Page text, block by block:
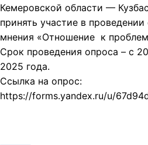
Кемеровской области —
принять участие в
мнения «Отношение к
Срок проведения опроса – с
2025 года.
Ссылка на опрос:
https://forms.yandex.ru/u/